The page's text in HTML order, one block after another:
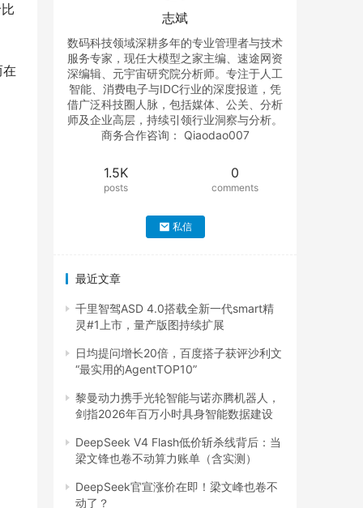
志斌
数码科技领域深耕多年的专业管理者与技术
服务专家，现任大模型之家主编、速途网资
深编辑、元宇宙研究院分析师。专注于人工
智能、消费电子与IDC行业的深度报道，凭
借广泛科技圈人脉，包括媒体、公关、分析
师及企业高层，持续引领行业洞察与分析。
商务合作咨询： Qiaodao007
1.5K
posts
0
comments
私信
最近文章
千里智驾ASD 4.0搭载全新一代smart精
灵#1上市，量产版图持续扩展
日均提问增长20倍，百度搭子获评沙利文
“最实用的AgentTOP10”
黎曼动力携手光轮智能与诺亦腾机器人，
剑指2026年百万小时具身智能数据建设
DeepSeek V4 Flash低价斩杀线背后：当
梁文锋也卷不动算力账单（含实测）
DeepSeek官宣涨价在即！梁文峰也卷不
动了？